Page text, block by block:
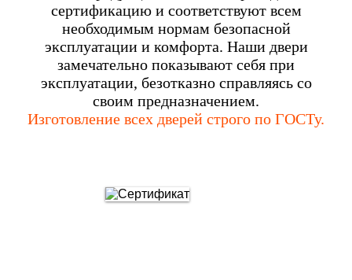
сертификацию и соответствуют всем
необходимым нормам безопасной
эксплуатации и комфорта. Наши двери
замечательно показывают себя при
эксплуатации, безотказно справляясь со
своим предназначением.
Изготовление всех дверей строго по ГОСТу.